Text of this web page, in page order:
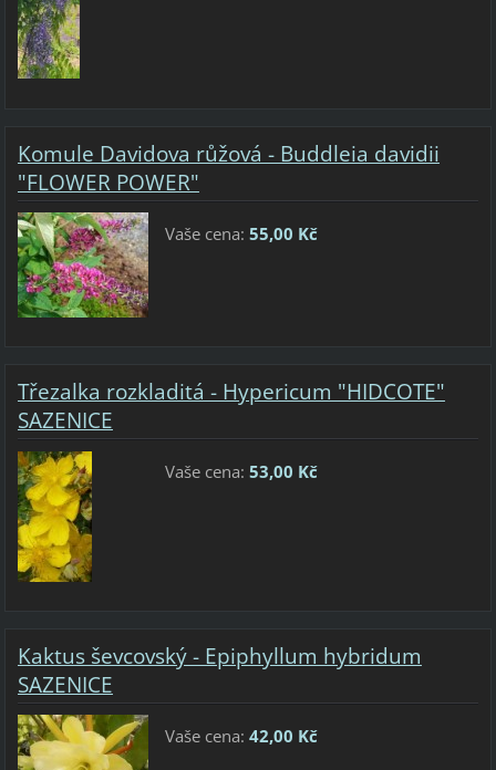
Komule Davidova růžová - Buddleia davidii
"FLOWER POWER"
Vaše cena: 55,00 Kč
Třezalka rozkladitá - Hypericum "HIDCOTE"
SAZENICE
Vaše cena: 53,00 Kč
Kaktus ševcovský - Epiphyllum hybridum
SAZENICE
Vaše cena: 42,00 Kč